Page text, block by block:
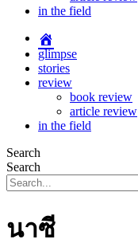
in the field
glimpse
stories
review
book review
article review
in the field
Search
Search
นาซี